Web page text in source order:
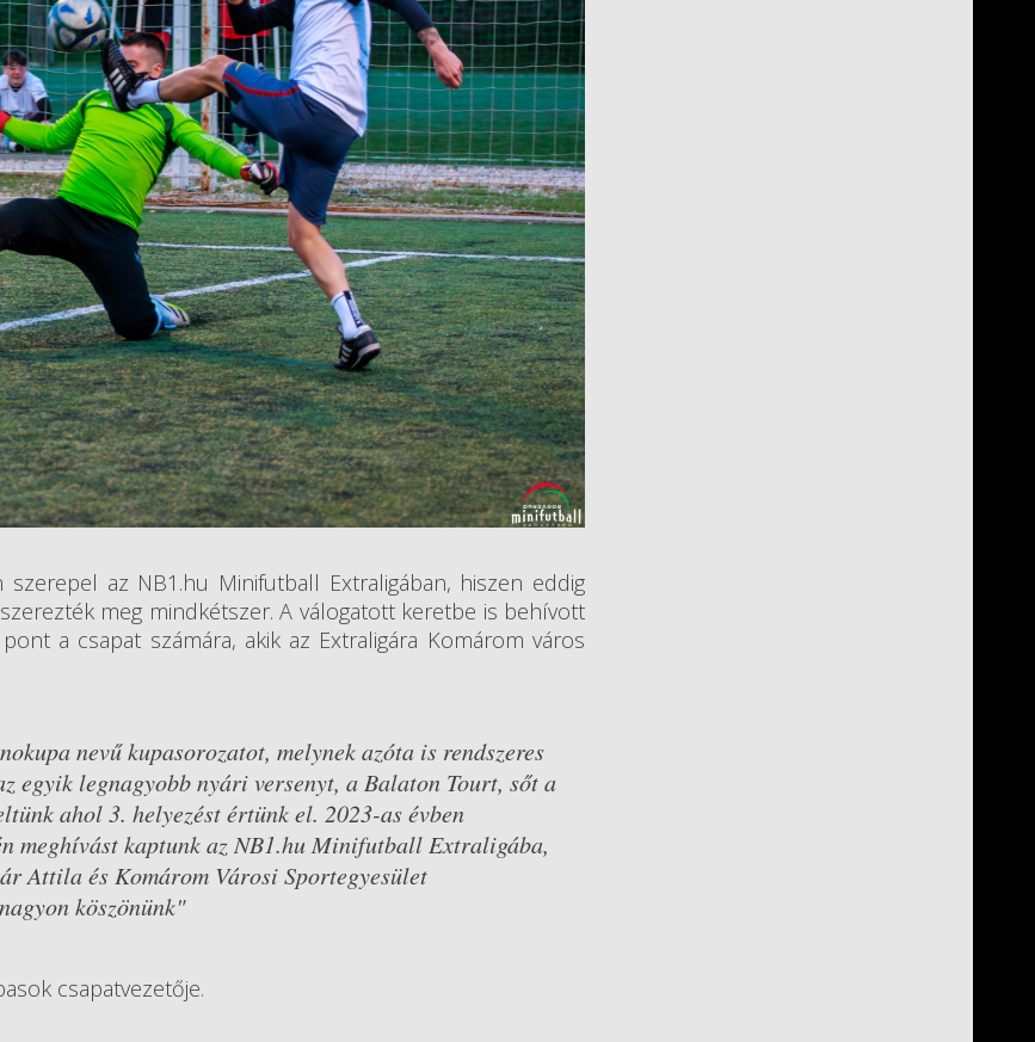
szerepel az NB1.hu Minifutball Extraligában, hiszen eddig
meg mindkétszer. A válogatott keretbe is behívott
a csapat számára, akik az Extraligára Komárom város
nevű kupasorozatot, melynek azóta is rendszeres
egyik legnagyobb nyári versenyt, a Balaton Tourt, sőt a
ahol 3. helyezést értünk el. 2023-as évben
meghívást kaptunk az NB1.hu Minifutball Extraligába,
Attila és Komárom Városi Sportegyesület
köszönünk"
csapatvezetője.